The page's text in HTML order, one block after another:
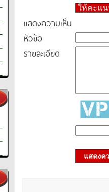
ให้คะแ
แสดงความเห็น
หัวข้อ
รายละเอียด
แสดงค